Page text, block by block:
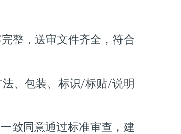
整，送审文件齐全，符合
、包装、标识/标贴/说明
致同意通过标准审查，建